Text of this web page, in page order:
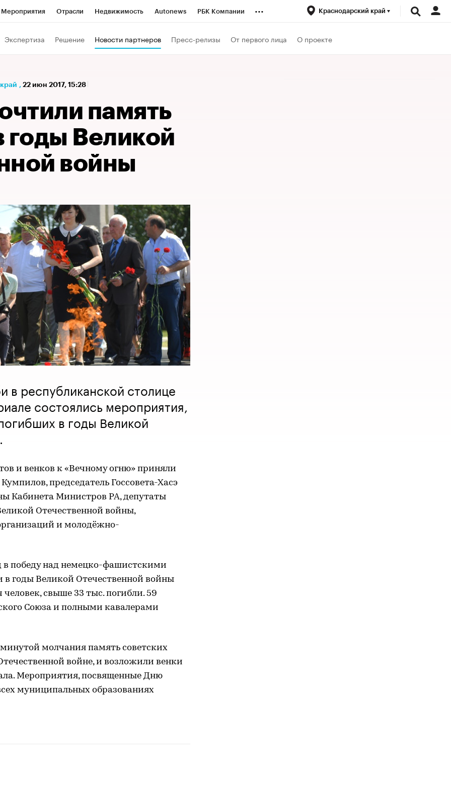
Мероприятия Отрасли Недвижимость Autonews РБК Компании ... Краснодарский край
Экспертиза Решение Новости партнеров Пресс-релизы От первого лица О проекте
, 22 июн 2017, 15:28
память
годы Великой
войны
в республиканской столице
состоялись мероприятия,
в годы Великой
и венков к «Вечному огню» приняли
председатель Госсовета-Хасэ
Кабинета Министров РА, депутаты
Отечественной войны,
и молодёжно-
в победу над немецко-фашистскими
в годы Великой Отечественной войны
свыше 33 тыс. погибли. 59
Союза и полными кавалерами
молчания память советских
войне, и возложили венки
Мероприятия, посвященные Дню
муниципальных образованиях